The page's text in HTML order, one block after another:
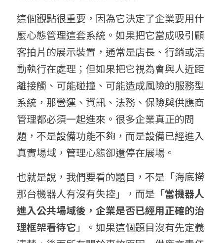
這個觀點很重要，因為它決定了企業要用什
麼心態管理這套系統。如果把它當成吸引顧
客拍片的展示裝置，通常是店長、行銷或活
動執行在處理；但如果把它視為會與人近距
離接觸、可能碰撞、可能造成風險的服務型
系統，那營運、資訊、法務、保險與供應商
管理都必須一起進來。很多企業真正的問
題，不是設備功能不夠，而是設備已經進入
真實場域，管理心態卻還停在展場。
也就是說，我們要看的題目，不是「海底撈
那台機器人有沒有失控」，而是「當機器人
進入公共場域後，企業是否已經用正確的治
理框架看待它 」。如果這個題目沒有先定義